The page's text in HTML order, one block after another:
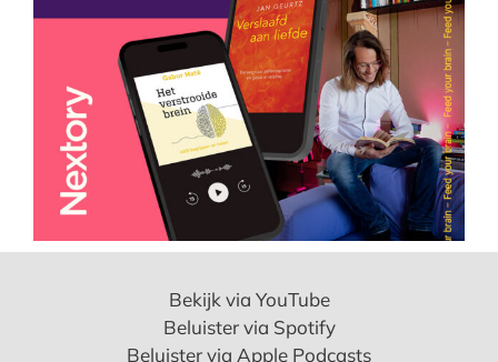
Bekijk via YouTube
Beluister via Spotify
Beluister via Apple Podcasts